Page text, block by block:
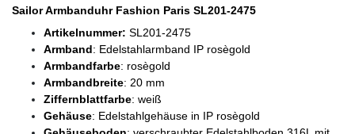
Sailor Armbanduhr Fashion Paris SL201-2475
Artikelnummer: SL201-2475
Armband: Edelstahlarmband IP rosègold
Armbandfarbe: rosègold
Armbandbreite: 20 mm
Ziffernblattfarbe: weiß
Gehäuse: Edelstahlgehäuse in IP rosègold